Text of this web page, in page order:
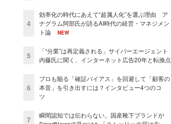
4
効率化の時代にあえて“超属人化”を選ぶ理由 ア
ナグラム阿部氏が語るAI時代の経営・マネジメン
ト論
NEW
5
「“分業”は再定義される」サイバーエージェント
内藤氏に聞く、インターネット広告20年と転換点
6
プロも陥る「確証バイアス」を回避して「顧客の
本音」を引き出すには？インタビュー4つのコ
ツ
7
瞬間認知では伝わらない。国産靴下ブランドが